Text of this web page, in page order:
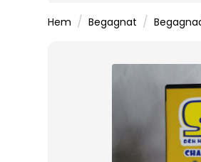
Hem Begagnat